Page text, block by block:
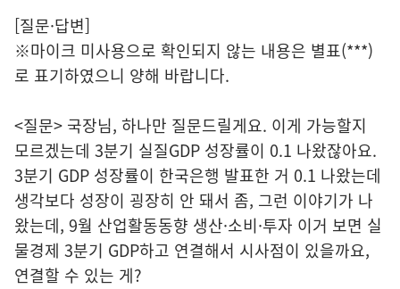
[질문·답변]
※마이크 미사용으로 확인되지 않는 내용은 별표(***)
로 표기하였으니 양해 바랍니다.
<질문> 국장님, 하나만 질문드릴게요. 이게 가능할지
모르겠는데 3분기 실질GDP 성장률이 0.1 나왔잖아요.
3분기 GDP 성장률이 한국은행 발표한 거 0.1 나왔는데
생각보다 성장이 굉장히 안 돼서 좀, 그런 이야기가 나
왔는데, 9월 산업활동동향 생산·소비·투자 이거 보면 실
물경제 3분기 GDP하고 연결해서 시사점이 있을까요,
연결할 수 있는 게?